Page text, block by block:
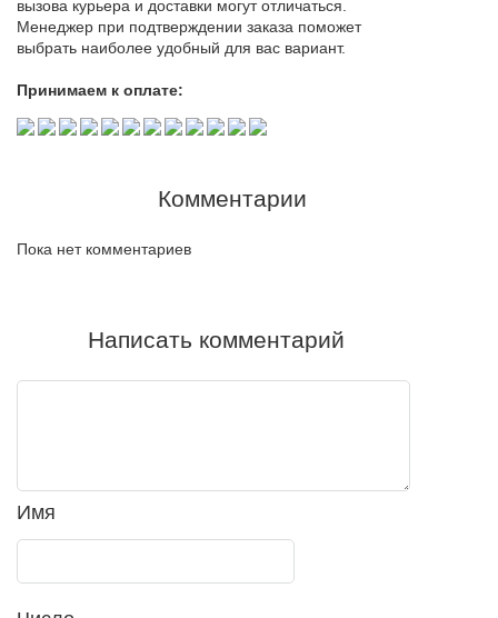
вызова курьера и доставки могут отличаться.
Менеджер при подтверждении заказа поможет
выбрать наиболее удобный для вас вариант.
Принимаем к оплате:
Комментарии
Пока нет комментариев
Написать комментарий
Имя